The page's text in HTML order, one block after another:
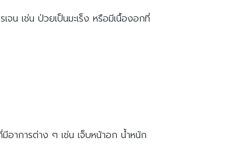
จน เช่น ป่วยเป็นมะเร็ง หรือมีเนื้องอกที่
อาการต่าง ๆ เช่น เจ็บหน้าอก น้ำหนัก